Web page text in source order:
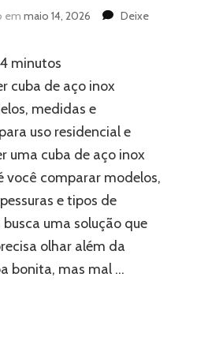
em maio 14, 2026
Deixe
4 minutos
cuba de aço inox
medidas e
uso residencial e
uma cuba de aço inox
você comparar modelos,
e tipos de
uma solução que
olhar além da
bonita, mas mal …